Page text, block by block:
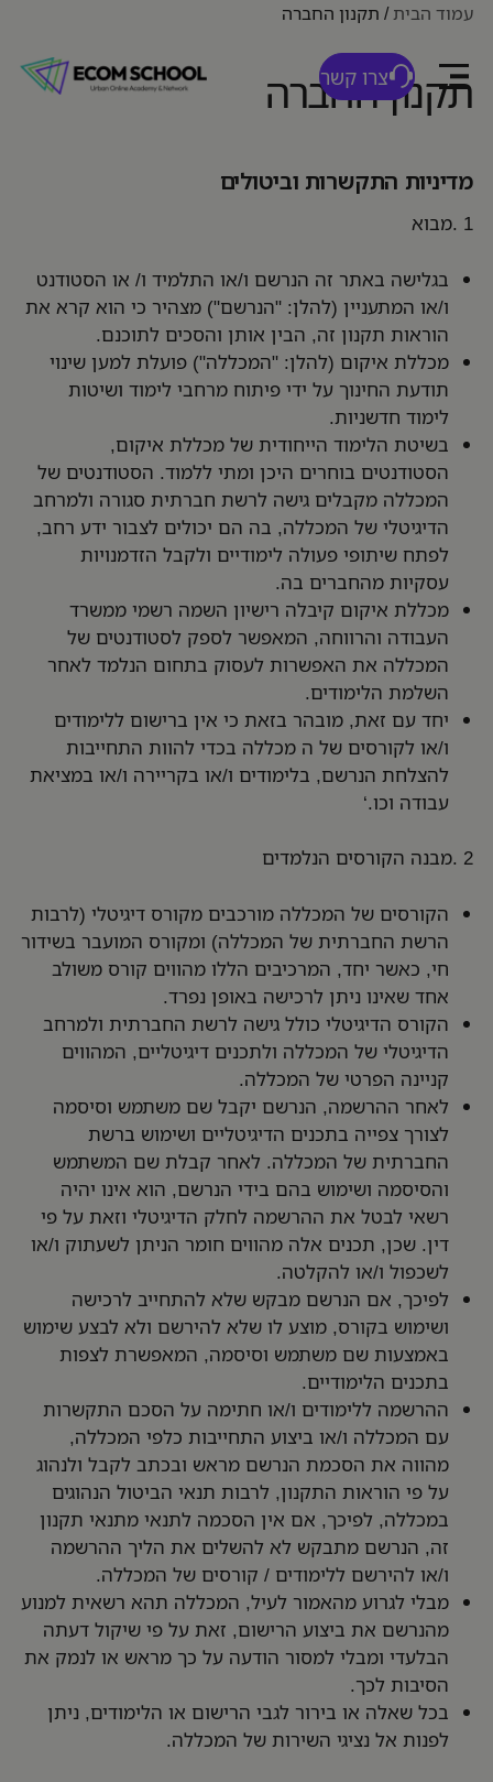
צרו קשר
עמוד הבית/ תקנון החברה
תקנון החברה
מדיניות התקשרות וביטולים
1 .מבוא
בגלישה באתר זה הנרשם ו/או התלמיד ו/ או הסטודנט
ו/או המתעניין (להלן: "הנרשם") מצהיר כי הוא קרא את
הוראות תקנון זה, הבין אותן והסכים לתוכנם.
מכללת איקום (להלן: "המכללה") פועלת למען שינוי
תודעת החינוך על ידי פיתוח מרחבי לימוד ושיטות
לימוד חדשניות.
בשיטת הלימוד הייחודית של מכללת איקום,
הסטודנטים בוחרים היכן ומתי ללמוד. הסטודנטים של
המכללה מקבלים גישה לרשת חברתית סגורה ולמרחב
הדיגיטלי של המכללה, בה הם יכולים לצבור ידע רחב,
לפתח שיתופי פעולה לימודיים ולקבל הזדמנויות
עסקיות מהחברים בה.
מכללת איקום קיבלה רישיון השמה רשמי ממשרד
העבודה והרווחה, המאפשר לספק לסטודנטים של
המכללה את האפשרות לעסוק בתחום הנלמד לאחר
השלמת הלימודים.
יחד עם זאת, מובהר בזאת כי אין ברישום ללימודים
ו/או לקורסים של ה מכללה בכדי להוות התחייבות
להצלחת הנרשם, בלימודים ו/או בקריירה ו/או במציאת
עבודה וכו.‘
2 .מבנה הקורסים הנלמדים
הקורסים של המכללה מורכבים מקורס דיגיטלי (לרבות
הרשת החברתית של המכללה) ומקורס המועבר בשידור
חי, כאשר יחד, המרכיבים הללו מהווים קורס משולב
אחד שאינו ניתן לרכישה באופן נפרד.
הקורס הדיגיטלי כולל גישה לרשת החברתית ולמרחב
הדיגיטלי של המכללה ולתכנים דיגיטליים, המהווים
קניינה הפרטי של המכללה.
לאחר ההרשמה, הנרשם יקבל שם משתמש וסיסמה
לצורך צפייה בתכנים הדיגיטליים ושימוש ברשת
החברתית של המכללה. לאחר קבלת שם המשתמש
והסיסמה ושימוש בהם בידי הנרשם, הוא אינו יהיה
רשאי לבטל את ההרשמה לחלק הדיגיטלי וזאת על פי
דין. שכן, תכנים אלה מהווים חומר הניתן לשעתוק ו/או
לשכפול ו/או להקלטה.
לפיכך, אם הנרשם מבקש שלא להתחייב לרכישה
ושימוש בקורס, מוצע לו שלא להירשם ולא לבצע שימוש
באמצעות שם משתמש וסיסמה, המאפשרת לצפות
בתכנים הלימודיים.
ההרשמה ללימודים ו/או חתימה על הסכם התקשרות
עם המכללה ו/או ביצוע התחייבות כלפי המכללה,
מהווה את הסכמת הנרשם מראש ובכתב לקבל ולנהוג
על פי הוראות התקנון, לרבות תנאי הביטול הנהוגים
במכללה, לפיכך, אם אין הסכמה לתנאי מתנאי תקנון
זה, הנרשם מתבקש לא להשלים את הליך ההרשמה
ו/או להירשם ללימודים / קורסים של המכללה.
מבלי לגרוע מהאמור לעיל, המכללה תהא רשאית למנוע
מהנרשם את ביצוע הרישום, זאת על פי שיקול דעתה
הבלעדי ומבלי למסור הודעה על כך מראש או לנמק את
הסיבות לכך.
בכל שאלה או בירור לגבי הרישום או הלימודים, ניתן
לפנות אל נציגי השירות של המכללה.